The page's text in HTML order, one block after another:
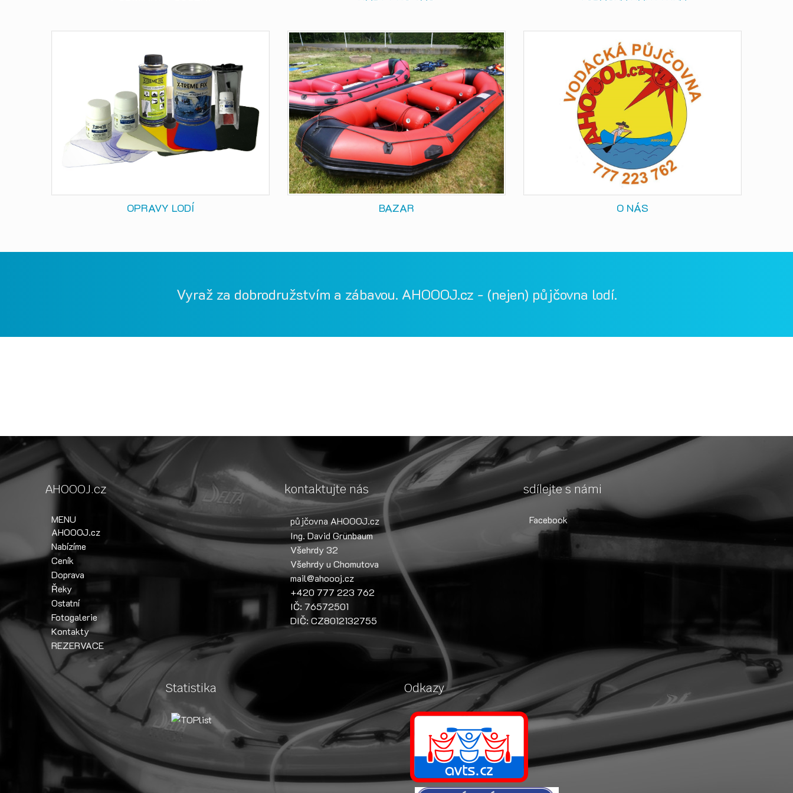
OPRAVY LODÍ BAZAR O NÁS
Vyraž za dobrodružstvím a zábavou. AHOOOJ.cz - (nejen) půjčovna lodí.
AHOOOJ.cz
MENU
AHOOOJ.cz
Nabízíme
Ceník
Doprava
Řeky
Ostatní
Fotogalerie
Kontakty
REZERVACE
kontaktujte nás
půjčovna AHOOOJ.cz
Ing. David Grünbaum
Všehrdy 32
Všehrdy u Chomutova
mail@ahoooj.cz
+420 777 223 762
IČ: 76572501
DIČ: CZ8012132755
sdílejte s námi
Facebook
Statistika Odkazy